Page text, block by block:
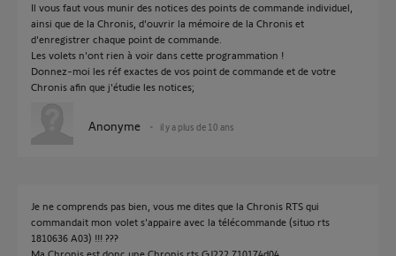
Il vous faut vous munir des notices des points de commande individuel,
ainsi que de la Chronis, d'ouvrir la mémoire de la Chronis et
d'enregistrer chaque point de commande.
Les volets n'ont rien à voir dans cette programmation !
Donnez-moi les réf exactes de vos point de commande et de votre
Chronis afin que j'étudie les notices;
Anonyme il y a plus de 10 ans
Je ne comprends pas bien, vous me dites que la Chronis RTS qui
commandait mon volet s'appaire avec la télécommande (situo rts
1810636 A03) !!! ???
Ma Chronis est donc une Chronis rts GJ222 710174d04